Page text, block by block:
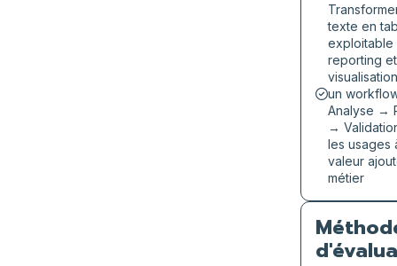
texte en
exploitable
reporting
un
Analyse →
→
les usages
valeur
métier